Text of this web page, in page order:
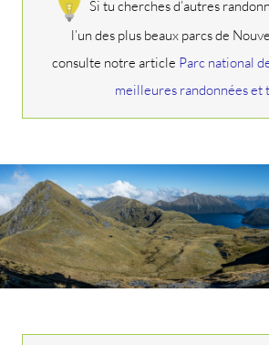
Si tu cherches d’autres
l’un des plus beaux parcs de
consulte notre article Parc national
meilleures randonnées et